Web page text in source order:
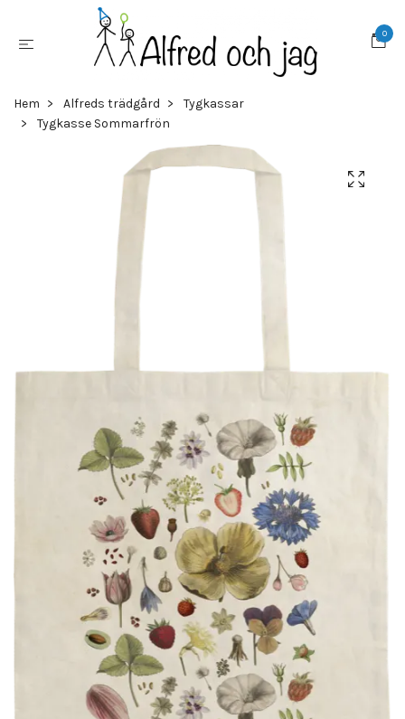
0
Hem Alfreds trädgård
Tygkassar
Tygkasse Sommarfrön